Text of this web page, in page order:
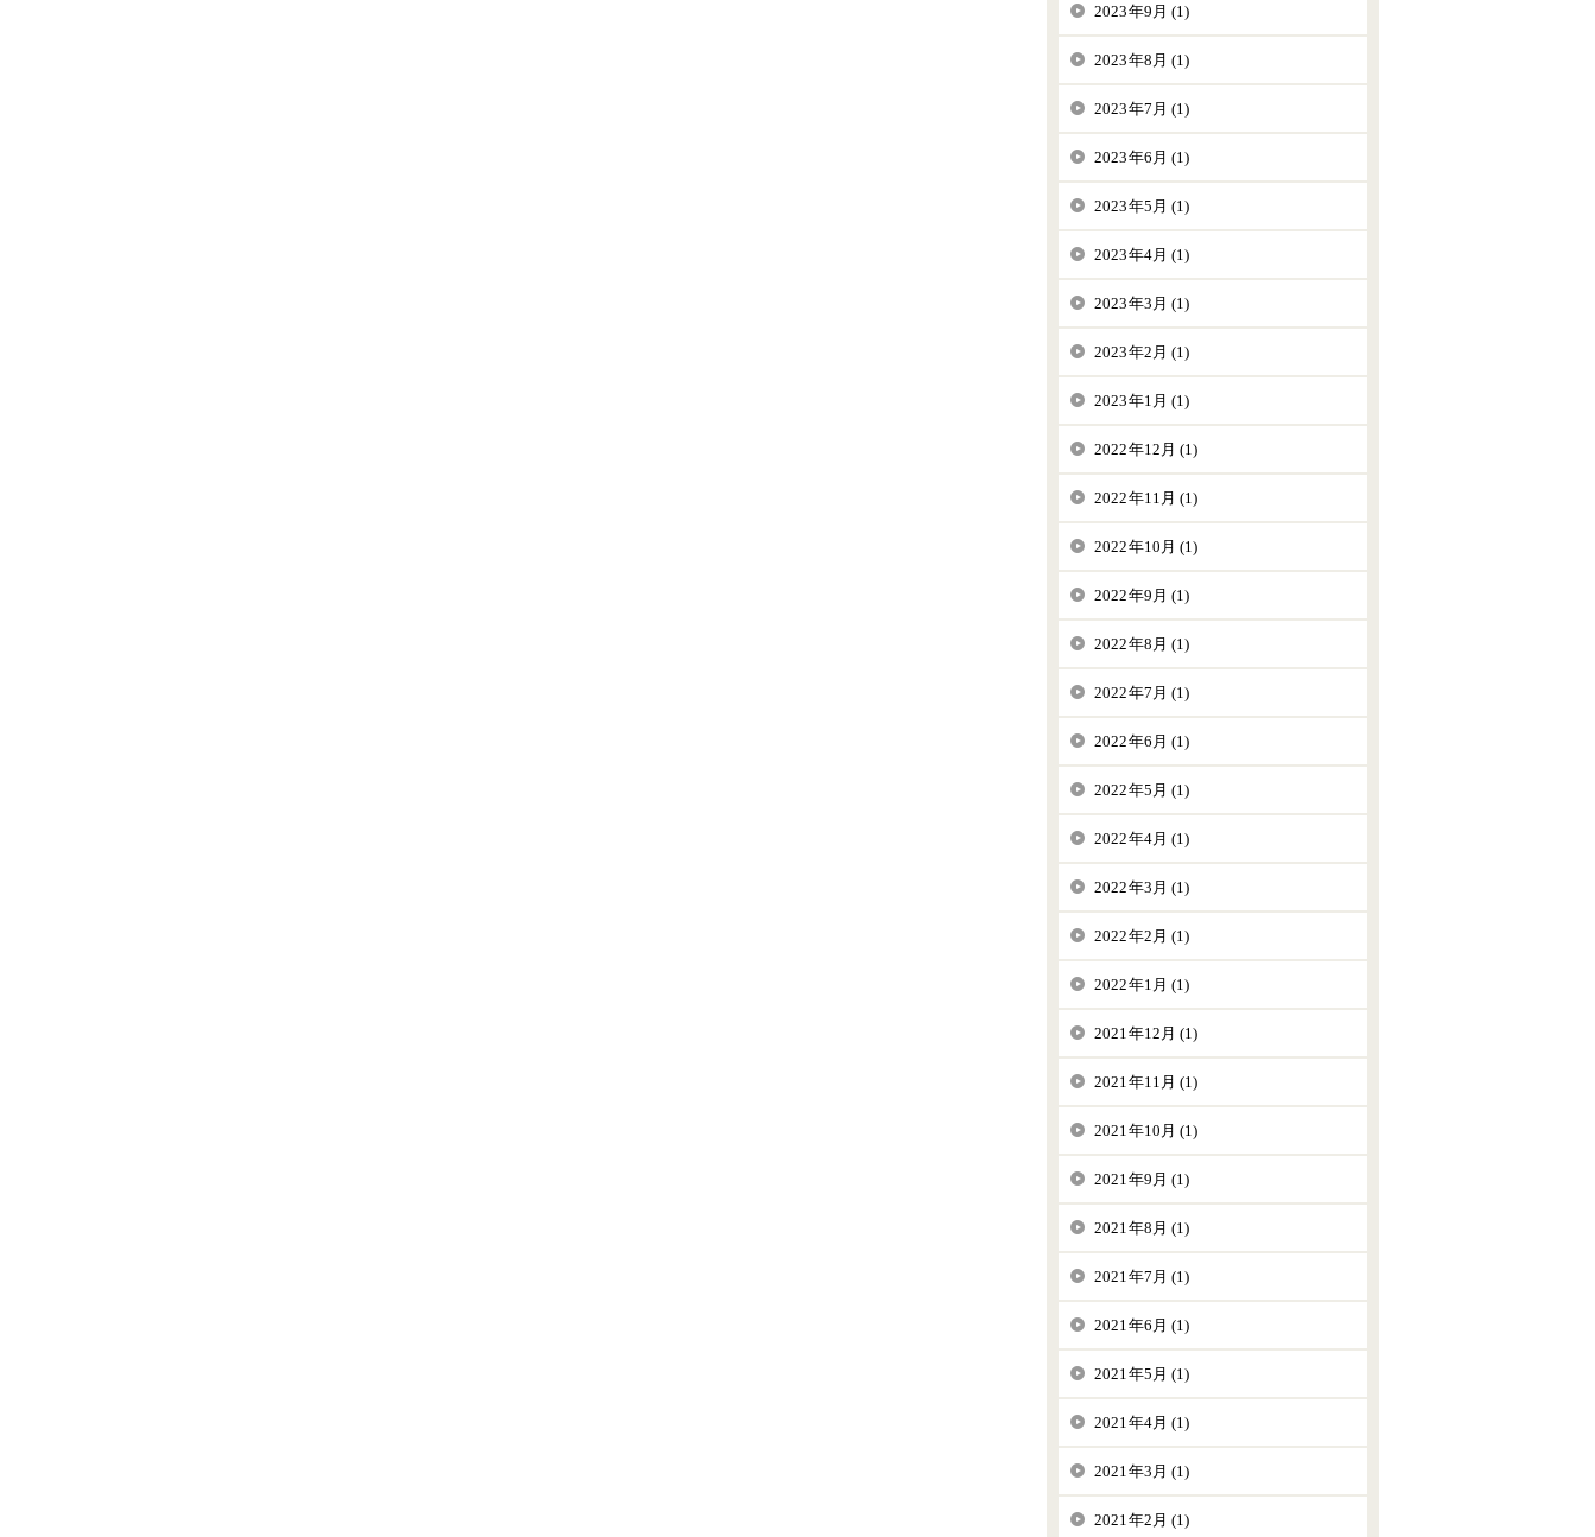
2023年9月 (1)
2023年8月 (1)
2023年7月 (1)
2023年6月 (1)
2023年5月 (1)
2023年4月 (1)
2023年3月 (1)
2023年2月 (1)
2023年1月 (1)
2022年12月 (1)
2022年11月 (1)
2022年10月 (1)
2022年9月 (1)
2022年8月 (1)
2022年7月 (1)
2022年6月 (1)
2022年5月 (1)
2022年4月 (1)
2022年3月 (1)
2022年2月 (1)
2022年1月 (1)
2021年12月 (1)
2021年11月 (1)
2021年10月 (1)
2021年9月 (1)
2021年8月 (1)
2021年7月 (1)
2021年6月 (1)
2021年5月 (1)
2021年4月 (1)
2021年3月 (1)
2021年2月 (1)